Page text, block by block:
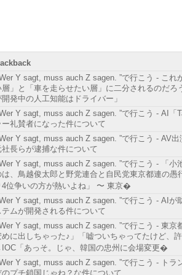
Y sagt, muss auch Z sagen. ”で行こう - これ
層」と「車を走らせたい層」に二分されるのだろ
開発中の人工知能はドライバー」
Y sagt, muss auch Z sagen. ”で行こう - AI「
ー礼賛者になった件について
Y sagt, muss auch Z sagen. ”で行こう - AV
社長らが逮捕な件について
Y sagt, muss auch Z sagen. ”で行こう - 「小
は、鳥越俊太郎と野党連合と自民党東京都連の愚
4位争いの方が熱いよね」 〜 東京�
Y sagt, muss auch Z sagen. ”で行こう - AIが
テムが開発される件について
Y sagt, muss auch Z sagen. ”で行こう - 東京
めに出しちゃった♪」「嘘ついちゃってたけど、
「あっそ。じゃ、韓国の忠州に会場変更�
Y sagt, muss auch Z sagen. ”で行こう - トラ
のプチ鎖国じゃね？な件について